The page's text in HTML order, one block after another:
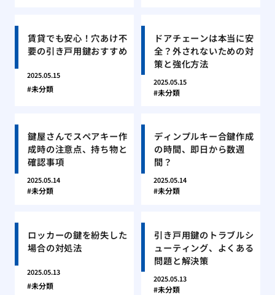
賃貸でも安心！穴あけ不
要の引き戸用鍵おすすめ
2025.05.15
未分類
ドアチェーンは本当に安
全？外されないための対
策と強化方法
2025.05.15
未分類
鍵屋さんでスペアキー作
成時の注意点、持ち物と
確認事項
2025.05.14
未分類
ディンプルキー合鍵作成
の時間、即日から数週
間？
2025.05.14
未分類
ロッカーの鍵を紛失した
場合の対処法
2025.05.13
未分類
引き戸用鍵のトラブルシ
ューティング、よくある
問題と解決策
2025.05.13
未分類